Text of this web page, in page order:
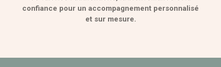
confiance pour un accompagnement personnalisé
et sur mesure.